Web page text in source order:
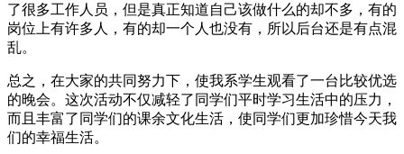
了很多工作人员，但是真正知道自己该做什么的却不多，有的
岗位上有许多人，有的却一个人也没有，所以后台还是有点混
乱。
总之，在大家的共同努力下，使我系学生观看了一台比较优选
的晚会。这次活动不仅减轻了同学们平时学习生活中的压力，
而且丰富了同学们的课余文化生活，使同学们更加珍惜今天我
们的幸福生活。